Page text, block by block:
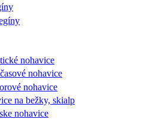
nohavice
nohavice
nohavice
na bežky, skialp
nohavice